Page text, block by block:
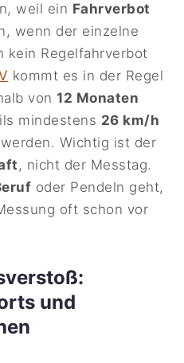
weil ein Fahrverbot
wenn der einzelne
kein Regelfahrverbot
kommt es in der Regel
von12 Monaten
mindestens 26 km/h
Wichtig ist der
, nicht der Messtag.
oder Pendeln geht,
oft schon vor
und